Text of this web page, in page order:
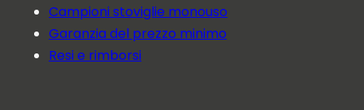
Campioni stoviglie monouso
Garanzia del prezzo minimo
Resi e rimborsi